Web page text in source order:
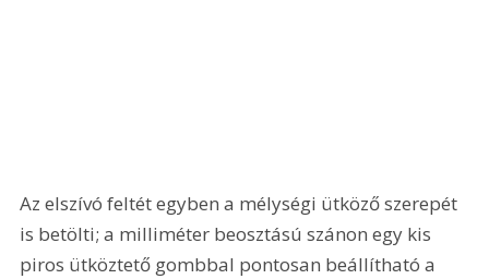
Az elszívó feltét egyben a mélységi ütköző szerepét
is betölti; a milliméter beosztású szánon egy kis
piros ütköztető gombbal pontosan beállítható a